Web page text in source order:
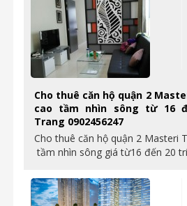
Cho thuê căn hộ quận 2
cao tầm nhìn sông từ 16
Trang 0902456247
Cho thuê căn hộ quận 2 Masteri
tầm nhìn sông giá từ16 đến 20